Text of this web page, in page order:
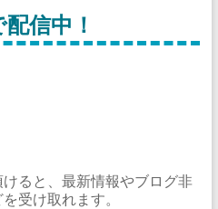
信中！
ると、最新情報やブログ非
受け取れます。